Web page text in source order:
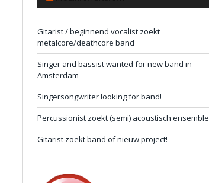
Gitarist / beginnend vocalist zoekt
metalcore/deathcore band
Singer and bassist wanted for new band in
Amsterdam
Singersongwriter looking for band!
Percussionist zoekt (semi) acoustisch ensemble
Gitarist zoekt band of nieuw project!